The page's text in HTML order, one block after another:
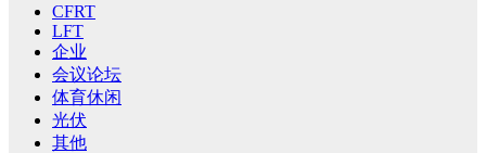
CFRT
LFT
企业
会议论坛
体育休闲
光伏
其他